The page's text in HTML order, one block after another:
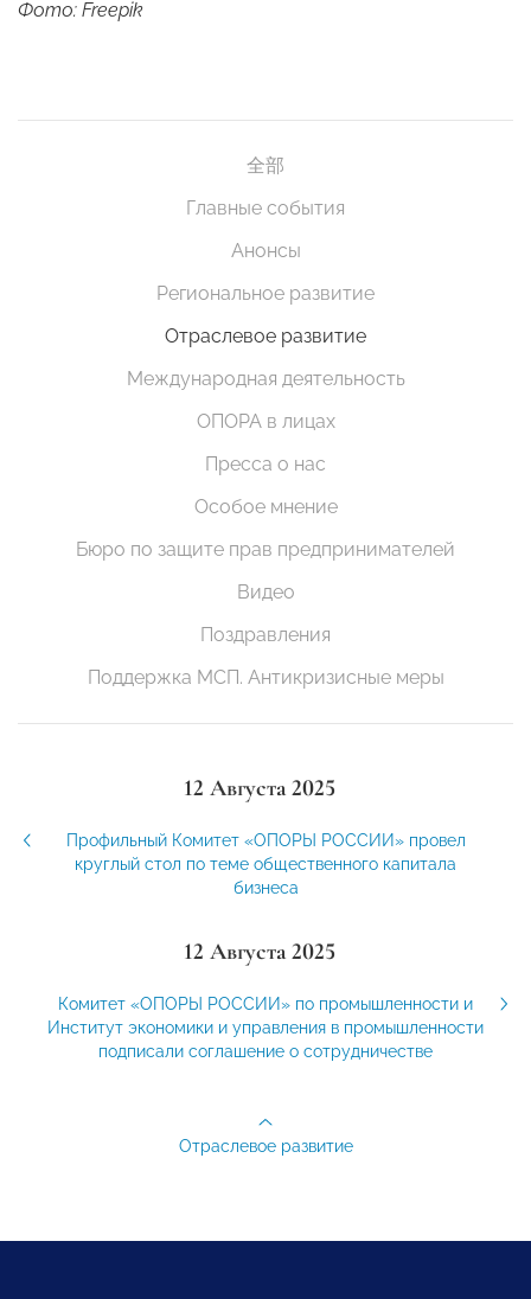
Фото: Freepik
全部
Главные события
Анонсы
Региональное развитие
Отраслевое развитие
Международная деятельность
ОПОРА в лицах
Пресса о нас
Особое мнение
Бюро по защите прав предпринимателей
Видео
Поздравления
Поддержка МСП. Антикризисные меры
12 Августа 2025
Профильный Комитет «ОПОРЫ РОССИИ» провел
круглый стол по теме общественного капитала
бизнеса
12 Августа 2025
Комитет «ОПОРЫ РОССИИ» по промышленности и
Институт экономики и управления в промышленности
подписали соглашение о сотрудничестве
Отраслевое развитие